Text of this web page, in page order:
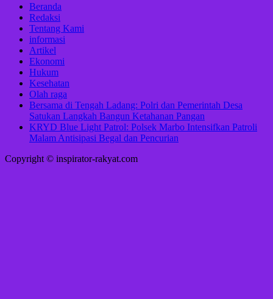
Beranda
Redaksi
Tentang Kami
informasi
Artikel
Ekonomi
Hukum
Kesehatan
Olah raga
Bersama di Tengah Ladang: Polri dan Pemerintah Desa
Satukan Langkah Bangun Ketahanan Pangan
KRYD Blue Light Patrol: Polsek Marbo Intensifkan Patroli
Malam Antisipasi Begal dan Pencurian
Copyright © inspirator-rakyat.com